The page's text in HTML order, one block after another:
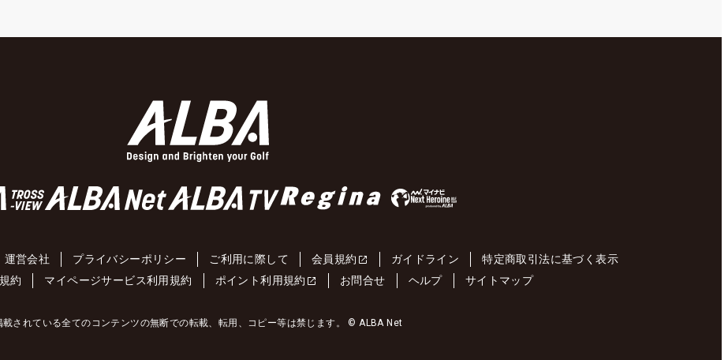
運営会社 プライバシーポリシー ご利用に際して 会員規約 ガイドライン
特定商取引法に基づく表示
約
マイページサービス利用規約 ポイント利用規約 お問合せ ヘルプ サイトマップ
載されている全てのコンテンツの無断での転載、転用、コピー等は禁じます。 © ALBA Net